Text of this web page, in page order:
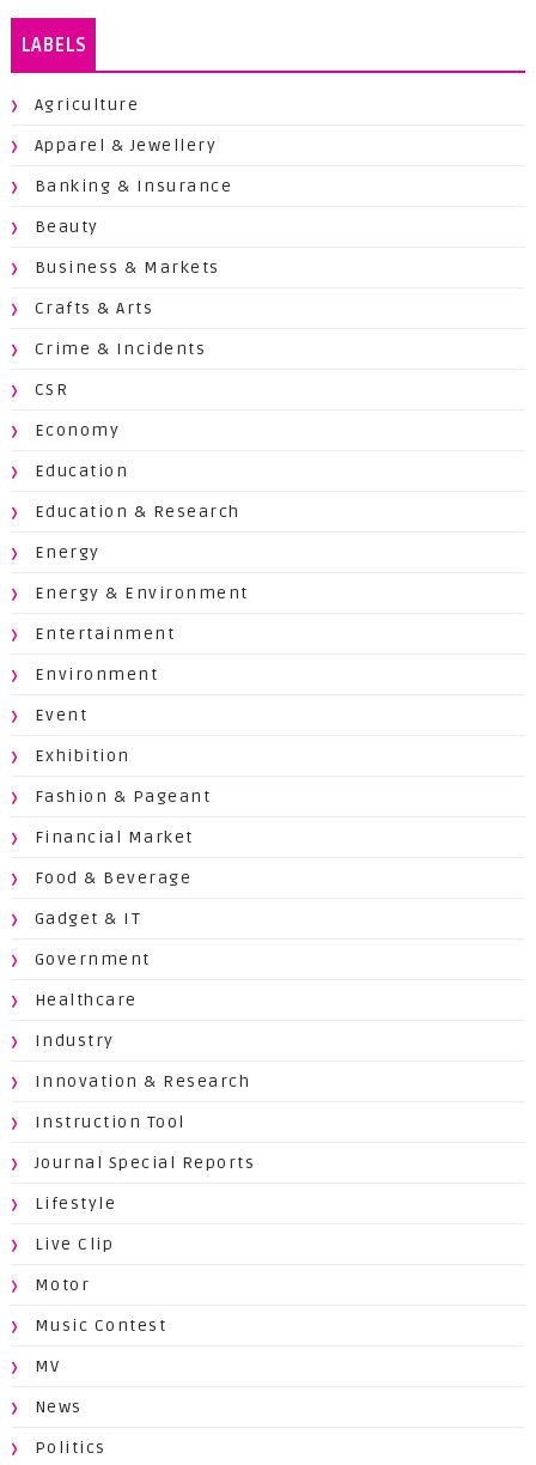
LABELS
Agriculture
Apparel & Jewellery
Banking & Insurance
Beauty
Business & Markets
Crafts & Arts
Crime & Incidents
CSR
Economy
Education
Education & Research
Energy
Energy & Environment
Entertainment
Environment
Event
Exhibition
Fashion & Pageant
Financial Market
Food & Beverage
Gadget & IT
Government
Healthcare
Industry
Innovation & Research
Instruction Tool
Journal Special Reports
Lifestyle
Live Clip
Motor
Music Contest
MV
News
Politics